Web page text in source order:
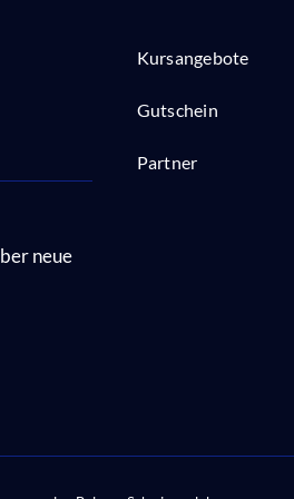
neue
Kursangebote
Gutschein
Partner